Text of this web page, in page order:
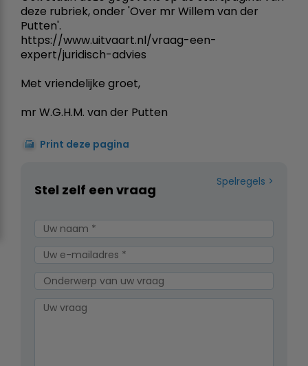
deze rubriek, onder 'Over mr Willem van der
Putten'.
https://www.uitvaart.nl/vraag-een-
expert/juridisch-advies
Met vriendelijke groet,
mr W.G.H.M. van der Putten
Print deze pagina
Spelregels
Stel zelf een vraag